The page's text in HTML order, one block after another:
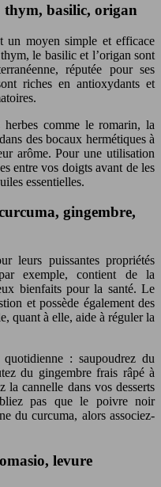
thym, basilic, origan
un moyen simple et efficace
le basilic et l’origan sont
réputée pour ses
riches en antioxydants et
herbes comme le romarin, la
des bocaux hermétiques à
arôme. Pour une utilisation
entre vos doigts avant de les
essentielles.
gingembre,
leurs puissantes propriétés
exemple, contient de la
bienfaits pour la santé. Le
et possède également des
quant à elle, aide à réguler la
: saupoudrez du
du gingembre frais râpé à
la cannelle dans vos desserts
pas que le poivre noir
du curcuma, alors associez-
levure